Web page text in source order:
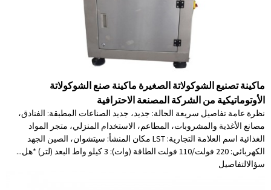
ماكينة تصنيع الشوكولاتة الصغيرة ماكينة صنع الشوكولاتة
الأوتوماتيكية من الشركة المصنعة الاحترافية
نظرة عامة تفاصيل سريعة الحالة: جديد، جديد الصناعات المطبقة: الفنادق،
مصانع الأغذية والمشروبات، المطاعم، الاستخدام المنزلي، متجر المواد
الغذائية اسم العلامة التجارية: LST مكان المنشأ: سيتشوان، الصين الجهد
الكهربائي: 220 فولت/110 فولت الطاقة (وات): 3 كيلو واط البعد (لتر) *هل...
سؤالالتفاصيل